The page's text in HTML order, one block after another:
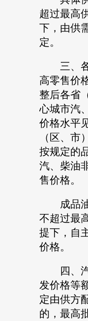
超过最高
下，由供
定。
三、各
高零售价
整后各省
心城市汽
价格水平
（区、市
按规定的
汽、柴油
售价格。
成品油
不超过最
提下，自
价格。
四、汽
发价格等
定由供方
的，最高